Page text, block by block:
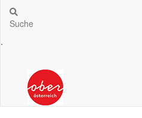
Suche
.